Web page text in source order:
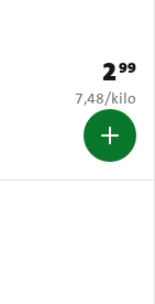
Prijs:
299
€ 7,48 per
7,48/kilo